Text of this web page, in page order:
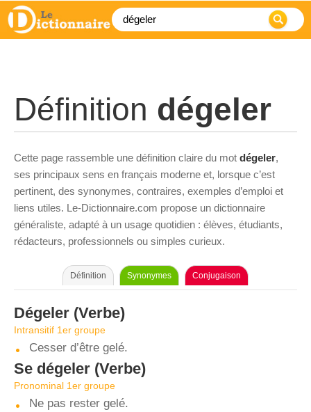
Définition dégeler
Cette page rassemble une définition claire du mot dégeler,
ses principaux sens en français moderne et, lorsque c’est
pertinent, des synonymes, contraires, exemples d’emploi et
liens utiles. Le-Dictionnaire.com propose un dictionnaire
généraliste, adapté à un usage quotidien : élèves, étudiants,
rédacteurs, professionnels ou simples curieux.
Définition Synonymes Conjugaison
Dégeler (Verbe)
Intransitif 1er groupe
Cesser d’être gelé.
Se dégeler (Verbe)
Pronominal 1er groupe
Ne pas rester gelé.